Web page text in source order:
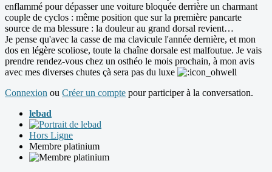
enflammé pour dépasser une voiture bloquée derrière un charmant
couple de cyclos : même position que sur la première pancarte
source de ma blessure : la douleur au grand dorsal revient…
Je pense qu'avec la casse de ma clavicule l'année dernière, et mon
dos en légère scoliose, toute la chaîne dorsale est malfoutue. Je vais
prendre rendez-vous chez un osthéo le mois prochain, à mon avis
avec mes diverses chutes çà sera pas du luxe
Connexion ou Créer un compte pour participer à la conversation.
lebad
Hors Ligne
Membre platinium